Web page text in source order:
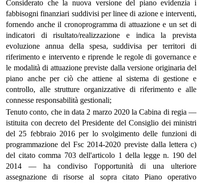
Considerato che la nuova versione del piano evidenzia i
fabbisogni finanziari suddivisi per linee di azione e interventi,
fornendo anche il cronoprogramma di attuazione e un set di
indicatori di risultato/realizzazione e indica la prevista
evoluzione annua della spesa, suddivisa per territori di
riferimento e intervento e riprende le regole di governance e
le modalità di attuazione previste dalla versione originaria del
piano anche per ciò che attiene al sistema di gestione e
controllo, alle strutture organizzative di riferimento e alle
connesse responsabilità gestionali;
Tenuto conto, che in data 2 marzo 2020 la Cabina di regia —
istituita con decreto del Presidente del Consiglio dei ministri
del 25 febbraio 2016 per lo svolgimento delle funzioni di
programmazione del Fsc 2014-2020 previste dalla lettera c)
del citato comma 703 dell'articolo 1 della legge n. 190 del
2014 — ha condiviso l'opportunità di una ulteriore
assegnazione di risorse al sopra citato Piano operativo